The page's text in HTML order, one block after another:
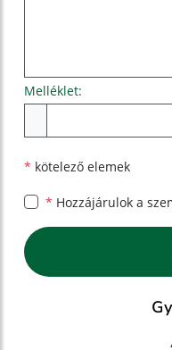
Melléklet:
* kötelező elemek
* Hozzájárulok a
Google reCaptcha